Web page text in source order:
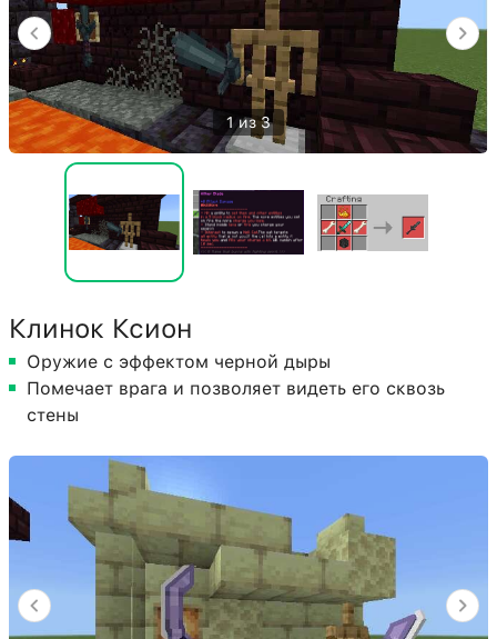
1 из 3
Клинок Ксион
Оружие с эффектом черной дыры
Помечает врага и позволяет видеть его сквозь
стены